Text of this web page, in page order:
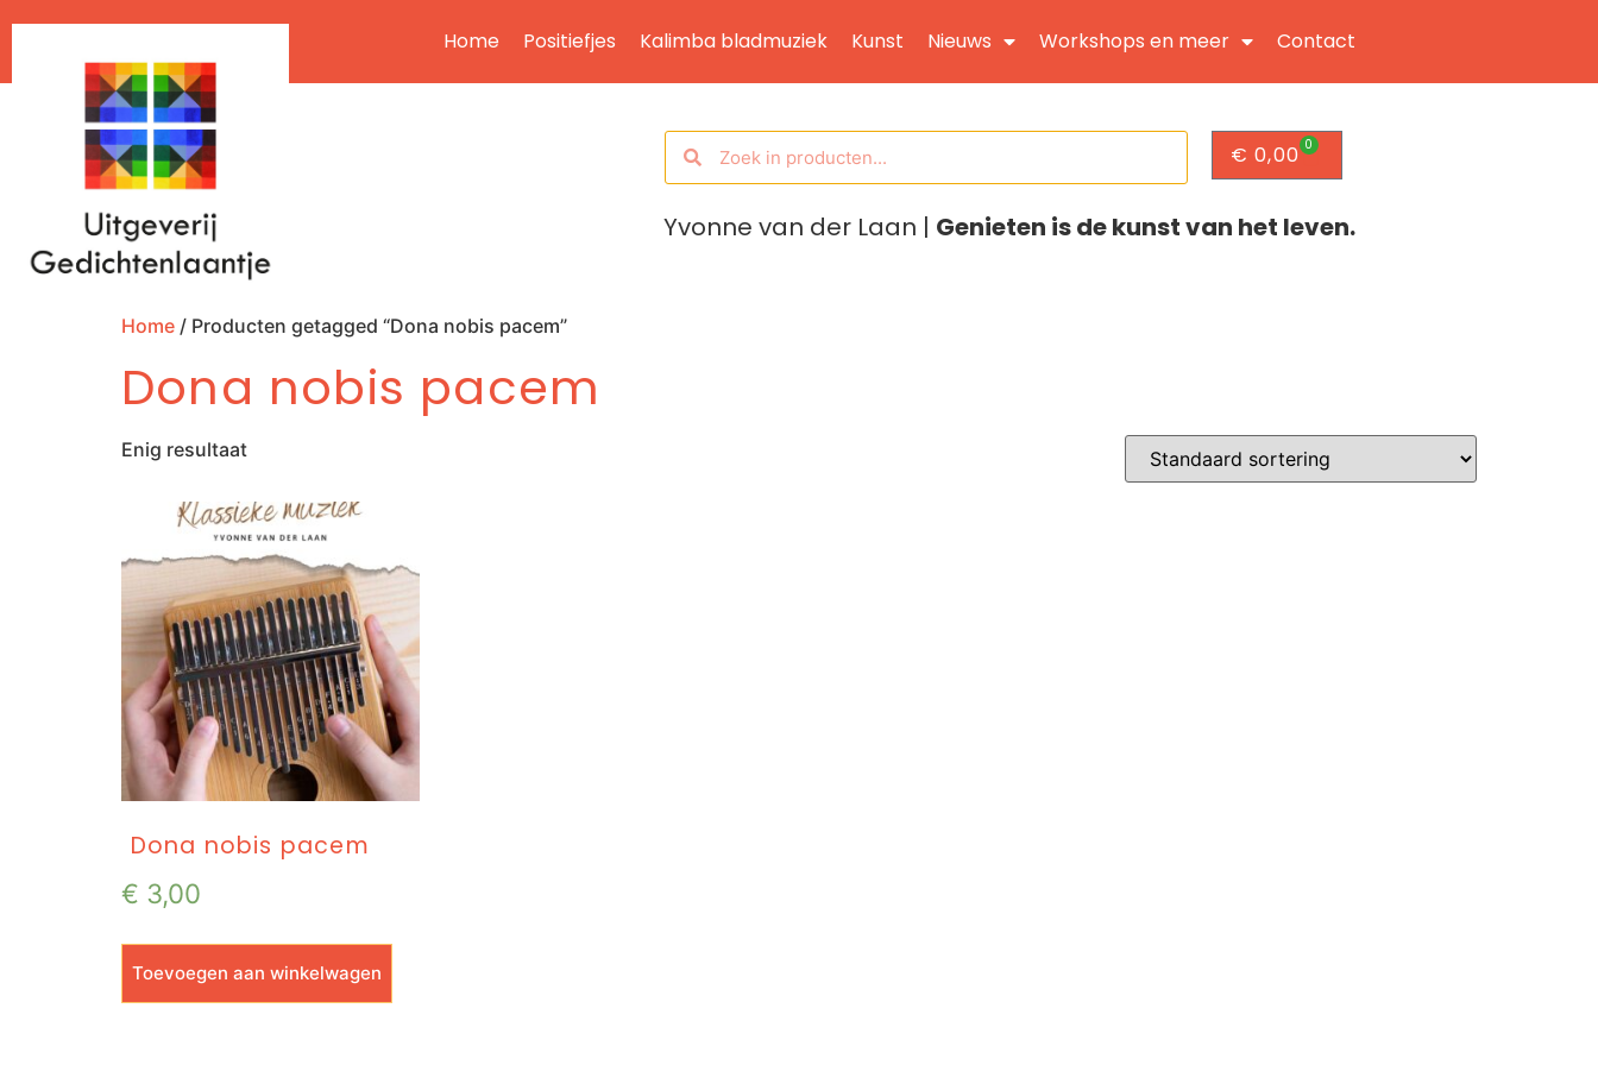
Home Positiefjes Kalimba bladmuziek Kunst Nieuws Workshops en meer Contact
€ 0,00 0
Yvonne van der Laan | Genieten is de kunst van het leven.
Home / Producten getagged “Dona nobis pacem”
Dona nobis pacem
Enig resultaat
Dona nobis pacem
€ 3,00
Toevoegen aan winkelwagen